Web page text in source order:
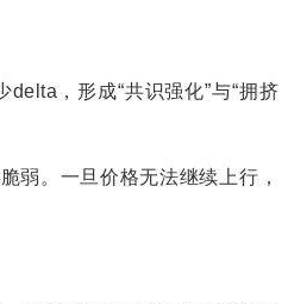
，形成“共识强化”与“拥挤
弱。一旦价格无法继续上行，